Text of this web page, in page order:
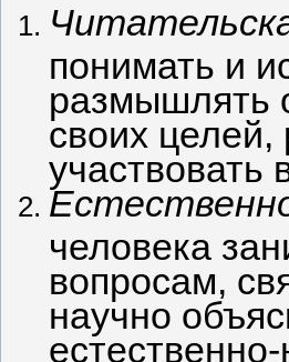
понимать и
размышлять
своих целей,
участвовать
человека
вопросам,
научно